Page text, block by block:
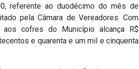
referente ao duodécimo do mês de
pela Câmara de Vereadores. Com
cofres do Município alcança R$
e quarenta e um mil e cinquenta